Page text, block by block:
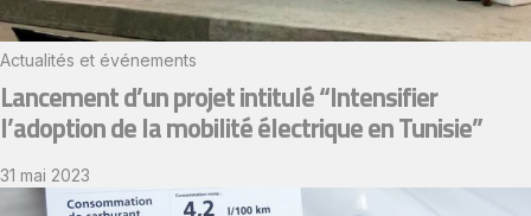
Actualités et événements
Lancement d’un projet intitulé “Intensifier
l’adoption de la mobilité électrique en Tunisie”
31 mai 2023